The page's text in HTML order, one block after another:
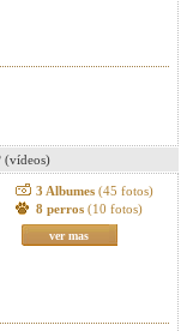
(vídeos)
3 Albumes (45 fotos)
8 perros (10 fotos)
ver mas